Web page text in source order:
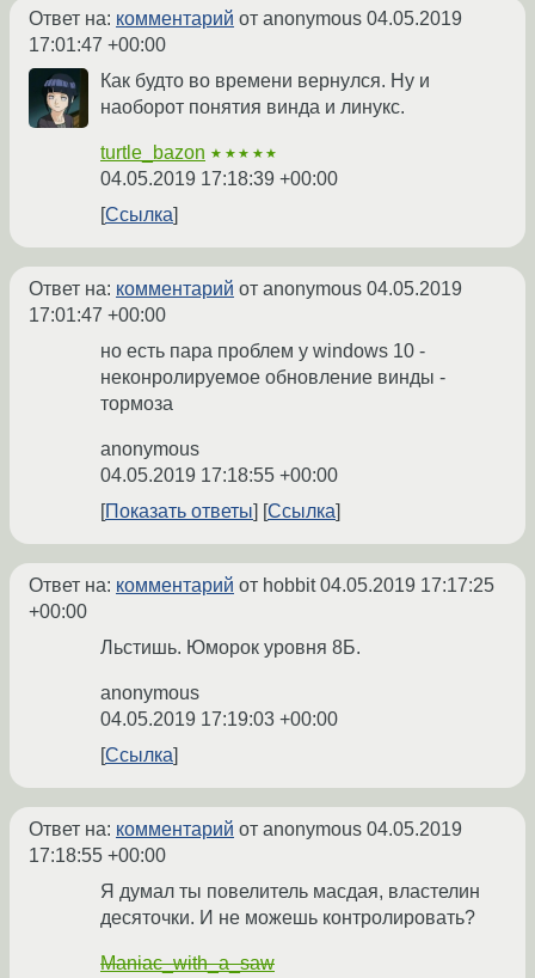
Ответ на: комментарий от anonymous 04.05.2019
17:01:47 +00:00
Как будто во времени вернулся. Ну и
наоборот понятия винда и линукс.
turtle_bazon ★★★★★
04.05.2019 17:18:39 +00:00
Ссылка
Ответ на: комментарий от anonymous 04.05.2019
17:01:47 +00:00
но есть пара проблем у windows 10 -
неконролируемое обновление винды -
тормоза
anonymous
04.05.2019 17:18:55 +00:00
Показать ответы
Ссылка
Ответ на: комментарий от hobbit04.05.2019 17:17:25
+00:00
Льстишь. Юморок уровня 8Б.
anonymous
04.05.2019 17:19:03 +00:00
Ссылка
Ответ на: комментарий от anonymous 04.05.2019
17:18:55 +00:00
Я думал ты повелитель масдая, властелин
десяточки. И не можешь контролировать?
Maniac_with_a_saw